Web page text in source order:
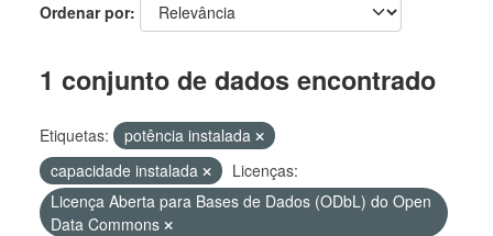
Ordenar por
1 conjunto de dados encontrado
Etiquetas:
potência instalada
capacidade instalada
Licenças:
Licença Aberta para Bases de Dados (ODbL) do Open
Data Commons